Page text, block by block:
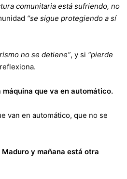
comunitaria está sufriendo, no
“se sigue protegiendo a sí
no se detiene”, y si “pierde
máquina que va en automático.
van en automático, que no se
y mañana está otra